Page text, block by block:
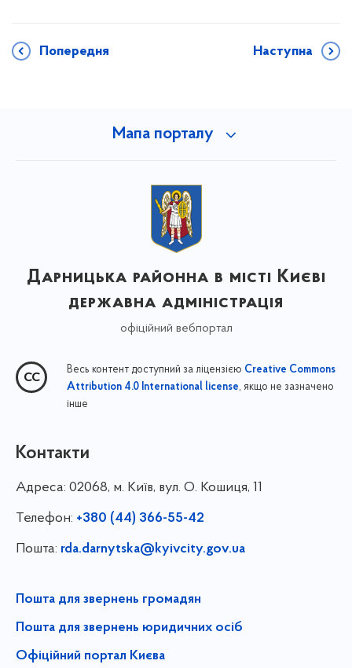
Попередня Наступна
Мапа порталу
Дарницька районна в місті Києві
державна адміністрація
офіційний вебпортал
Весь контент доступний за ліцензією Creative Commons
Attribution 4.0 International license, якщо не зазначено
інше
Контакти
Адреса: 02068, м. Київ, вул. О. Кошиця, 11
Телефон: +380 (44) 366-55-42
Пошта: rda.darnytska@kyivcity.gov.ua
Пошта для звернень громадян
Пошта для звернень юридичних осіб
Офіційний портал Києва